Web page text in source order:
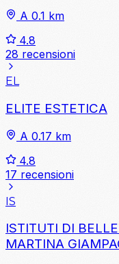
A 0.1 km
4.8
28 recensioni
EL
ELITE ESTETICA
A 0.17 km
4.8
17 recensioni
IS
ISTITUTI DI
MARTINA